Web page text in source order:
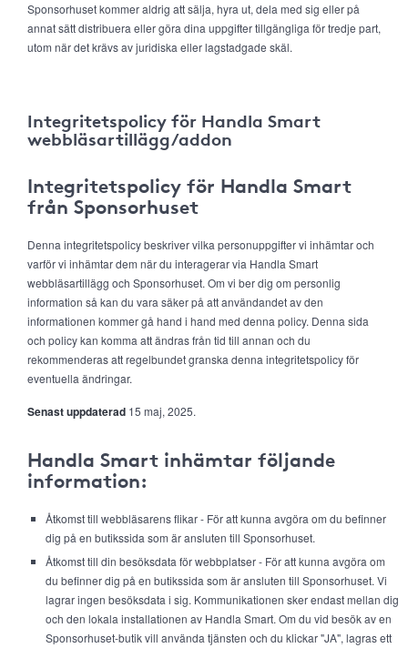
Sponsorhuset kommer aldrig att sälja, hyra ut, dela med sig eller på
annat sätt distribuera eller göra dina uppgifter tillgängliga för tredje part,
utom när det krävs av juridiska eller lagstadgade skäl.
Integritetspolicy för Handla Smart
webbläsartillägg/addon
Integritetspolicy för Handla Smart
från Sponsorhuset
Denna integritetspolicy beskriver vilka personuppgifter vi inhämtar och
varför vi inhämtar dem när du interagerar via Handla Smart
webbläsartillägg och Sponsorhuset. Om vi ber dig om personlig
information så kan du vara säker på att användandet av den
informationen kommer gå hand i hand med denna policy. Denna sida
och policy kan komma att ändras från tid till annan och du
rekommenderas att regelbundet granska denna integritetspolicy för
eventuella ändringar.
Senast uppdaterad 15 maj, 2025.
Handla Smart inhämtar följande
information:
Åtkomst till webbläsarens flikar - För att kunna avgöra om du befinner
dig på en butikssida som är ansluten till Sponsorhuset.
Åtkomst till din besöksdata för webbplatser - För att kunna avgöra om
du befinner dig på en butikssida som är ansluten till Sponsorhuset. Vi
lagrar ingen besöksdata i sig. Kommunikationen sker endast mellan dig
och den lokala installationen av Handla Smart. Om du vid besök av en
Sponsorhuset-butik vill använda tjänsten och du klickar "JA", lagras ett